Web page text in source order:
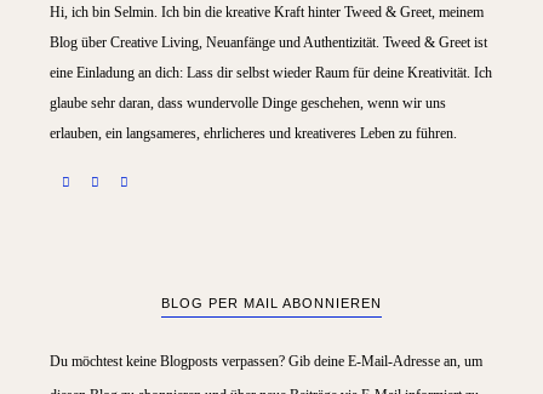
Hi, ich bin Selmin. Ich bin die kreative Kraft hinter Tweed & Greet, meinem
Blog über Creative Living, Neuanfänge und Authentizität. Tweed & Greet ist
eine Einladung an dich: Lass dir selbst wieder Raum für deine Kreativität. Ich
glaube sehr daran, dass wundervolle Dinge geschehen, wenn wir uns
erlauben, ein langsameres, ehrlicheres und kreativeres Leben zu führen.
BLOG PER MAIL ABONNIEREN
Du möchtest keine Blogposts verpassen? Gib deine E-Mail-Adresse an, um